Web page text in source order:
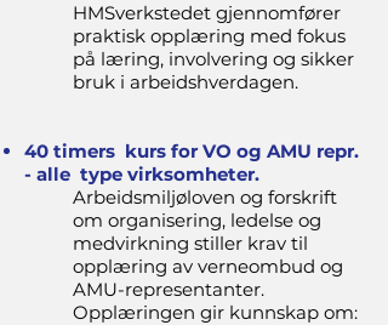
HMSverkstedet gjennomfører
praktisk opplæring med fokus
på læring, involvering og sikker
bruk i arbeidshverdagen.
40 timers kurs for VO og AMU repr.
- alle type virksomheter.
Arbeidsmiljøloven og forskrift
om organisering, ledelse og
medvirkning stiller krav til
opplæring av verneombud og
AMU-representanter.
Opplæringen gir kunnskap om: